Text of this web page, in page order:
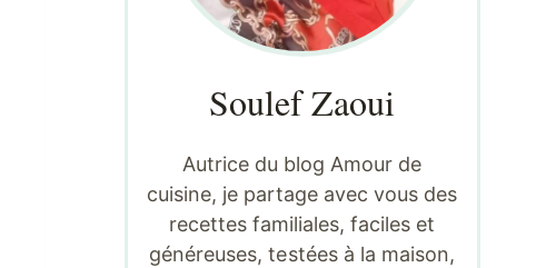
Soulef Zaoui
Autrice du blog Amour de
cuisine, je partage avec vous des
recettes familiales, faciles et
généreuses, testées à la maison,